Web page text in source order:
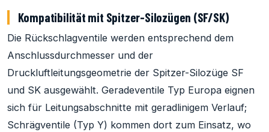
Kompatibilität mit Spitzer-Silozügen (SF/SK)
Die Rückschlagventile werden entsprechend dem
Anschlussdurchmesser und der
Druckluftleitungsgeometrie der Spitzer-Silozüge SF
und SK ausgewählt. Geradeventile Typ Europa eignen
sich für Leitungsabschnitte mit geradlinigem Verlauf;
Schrägventile (Typ Y) kommen dort zum Einsatz, wo